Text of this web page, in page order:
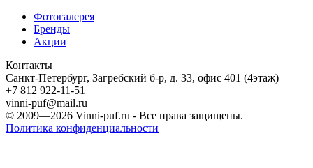
Фотогалерея
Бренды
Акции
Контакты
Санкт-Петербург, Загребский б-р, д. 33, офис 401 (4этаж)
+7 812 922-11-51
vinni-puf@mail.ru
© 2009—2026 Vinni-puf.ru - Все права защищены.
Политика конфиденциальности